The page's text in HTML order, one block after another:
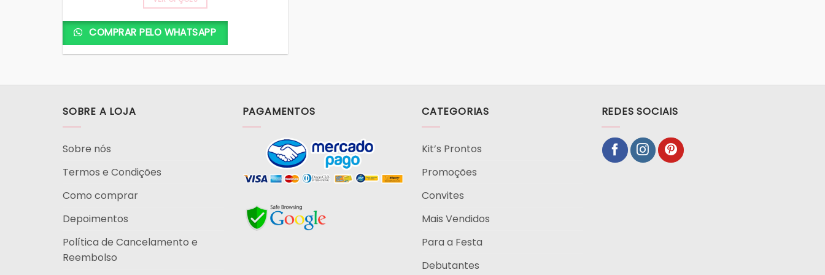
COMPRAR PELO WHATSAPP
SOBRE A LOJA
Sobre nós
Termos e Condições
Como comprar
Depoimentos
Política de Cancelamento e
Reembolso
PAGAMENTOS CATEGORIAS
Kit’s Prontos
Promoções
Convites
Mais Vendidos
Para a Festa
Debutantes
REDES SOCIAIS